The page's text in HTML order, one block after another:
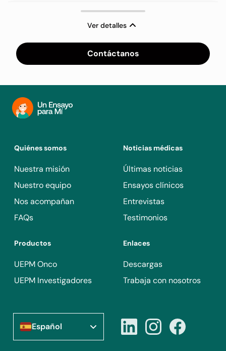
Ver detalles
Contáctanos
Quiénes somos
Nuestra misión
Nuestro equipo
Nos acompañan
FAQs
Noticias médicas
Últimas noticias
Ensayos clínicos
Entrevistas
Testimonios
Productos
UEPM Onco
UEPM Investigadores
Enlaces
Descargas
Trabaja con nosotros
Español